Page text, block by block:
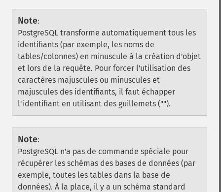
Note:
PostgreSQL transforme automatiquement tous les
identifiants (par exemple, les noms de
tables/colonnes) en minuscule à la création d'objet
et lors de la requête. Pour forcer l'utilisation des
caractères majuscules ou minuscules et
majuscules des identifiants, il faut échapper
l'identifiant en utilisant des guillemets ("").
Note:
PostgreSQL n'a pas de commande spéciale pour
récupérer les schémas des bases de données (par
exemple, toutes les tables dans la base de
données). À la place, il y a un schéma standard